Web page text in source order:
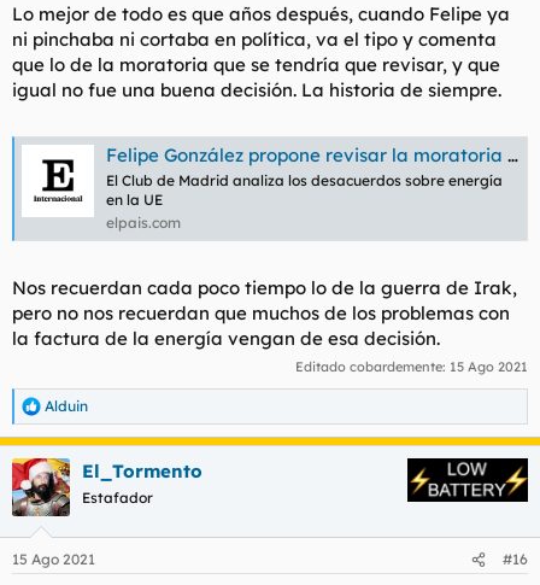
Lo mejor de todo es que años después, cuando Felipe ya
ni pinchaba ni cortaba en política, va el tipo y comenta
que lo de la moratoria que se tendría que revisar, y que
igual no fue una buena decisión. La historia de siempre.
Felipe González propone revisar la moratoria nuclear en España
El Club de Madrid analiza los desacuerdos sobre energía
en la UE
elpais.com
Nos recuerdan cada poco tiempo lo de la guerra de Irak,
pero no nos recuerdan que muchos de los problemas con
la factura de la energía vengan de esa decisión.
Editado cobardemente: 15 Ago 2021
R
e
a
c
c
i
e
Alduin
El_Tormento
Estafador
15 Ago 2021 #16